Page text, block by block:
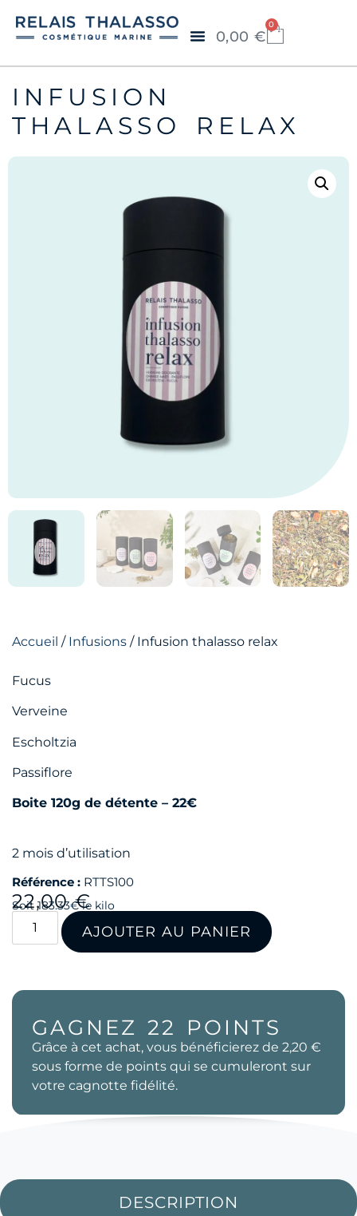
0,00 €
0
INFUSION
THALASSO RELAX
Accueil / Infusions / Infusion thalasso relax
Fucus
Verveine
Escholtzia
Passiflore
Boite 120g de détente – 22€
2 mois d’utilisation
Référence : RTTS100
22,00€
Soit 183.33€ le kilo
AJOUTER AU PANIER
GAGNEZ 22 POINTS
Grâce à cet achat, vous bénéficierez de 2,20 €
sous forme de points qui se cumuleront sur
votre cagnotte fidélité.
DESCRIPTION